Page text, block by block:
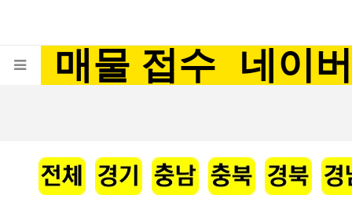
매물 접수 네이